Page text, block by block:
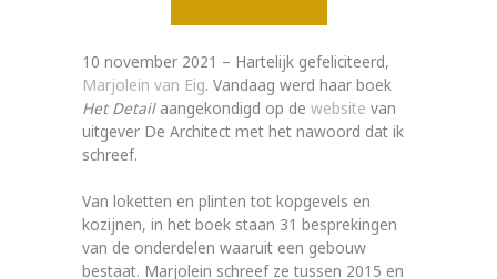
10 november 2021 – Hartelijk gefeliciteerd,
Marjolein van Eig. Vandaag werd haar boek
Het Detailaangekondigd op de website van
uitgever De Architect met het nawoord dat ik
schreef.
Van loketten en plinten tot kopgevels en
kozijnen, in het boek staan 31 besprekingen
van de onderdelen waaruit een gebouw
bestaat. Marjolein schreef ze tussen 2015 en